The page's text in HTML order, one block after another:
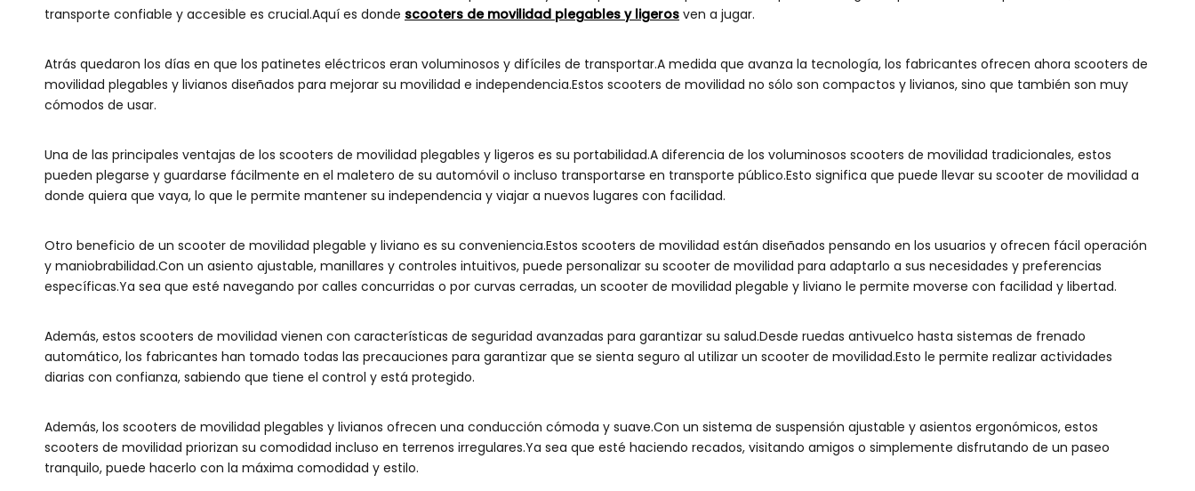
transporte confiable y accesible es crucial.Aquí es donde scooters de movilidad plegables y ligeros ven a jugar.
Atrás quedaron los días en que los patinetes eléctricos eran voluminosos y difíciles de transportar.A medida que avanza la tecnología, los fabricantes ofrecen ahora scooters de
movilidad plegables y livianos diseñados para mejorar su movilidad e independencia.Estos scooters de movilidad no sólo son compactos y livianos, sino que también son muy
cómodos de usar.
Una de las principales ventajas de los scooters de movilidad plegables y ligeros es su portabilidad.A diferencia de los voluminosos scooters de movilidad tradicionales, estos
pueden plegarse y guardarse fácilmente en el maletero de su automóvil o incluso transportarse en transporte público.Esto significa que puede llevar su scooter de movilidad a
donde quiera que vaya, lo que le permite mantener su independencia y viajar a nuevos lugares con facilidad.
Otro beneficio de un scooter de movilidad plegable y liviano es su conveniencia.Estos scooters de movilidad están diseñados pensando en los usuarios y ofrecen fácil operación
y maniobrabilidad.Con un asiento ajustable, manillares y controles intuitivos, puede personalizar su scooter de movilidad para adaptarlo a sus necesidades y preferencias
específicas.Ya sea que esté navegando por calles concurridas o por curvas cerradas, un scooter de movilidad plegable y liviano le permite moverse con facilidad y libertad.
Además, estos scooters de movilidad vienen con características de seguridad avanzadas para garantizar su salud.Desde ruedas antivuelco hasta sistemas de frenado
automático, los fabricantes han tomado todas las precauciones para garantizar que se sienta seguro al utilizar un scooter de movilidad.Esto le permite realizar actividades
diarias con confianza, sabiendo que tiene el control y está protegido.
Además, los scooters de movilidad plegables y livianos ofrecen una conducción cómoda y suave.Con un sistema de suspensión ajustable y asientos ergonómicos, estos
scooters de movilidad priorizan su comodidad incluso en terrenos irregulares.Ya sea que esté haciendo recados, visitando amigos o simplemente disfrutando de un paseo
tranquilo, puede hacerlo con la máxima comodidad y estilo.